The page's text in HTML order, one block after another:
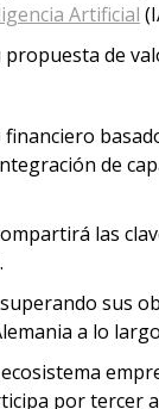
Artificial
de
de
las
sus
a lo
por tercer